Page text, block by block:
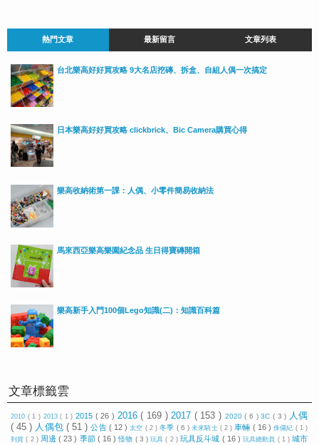
熱門文章 最新留言 文章列表
台北樂高好好買攻略 9大名店挖磚、拆盒、自組人偶一次搞定
日本樂高好好買攻略 clickbrick、Bic Camera購買心得
樂高收納術第一課：人偶、小零件簡易收納法
馬來西亞樂高樂園紀念品 生日得寶磚開箱
樂高新手入門100個Lego知識(二)：知識百科篇
文章標籤雲
2010 ( 1 ) 2013( 1 )2015 ( 26 ) 2016( 169 )2017 ( 153 ) 2020( 6 )3C ( 3 ) 人偶
( 45 ) 人偶包( 51 )公告 ( 12 )太空 ( 2 )冬季 ( 6 )未來騎士 ( 2 )車輛 ( 16 )侏儸紀 ( 1 )
到貨( 2 ) 周邊( 23 ) 季節 ( 16 )怪物 ( 3 ) 玩具( 2 ) 玩具反斗城 ( 16 ) 玩具總動員 ( 1 ) 城市